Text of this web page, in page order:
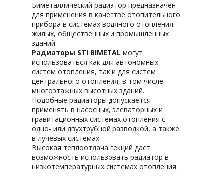
Биметаллический радиатор предназначен
для применения в качестве отопительного
прибора в системах водяного отопления
жилых, общественных и промышленных
зданий.
Радиаторы STI BIMETAL могут
использоваться как для автономных
систем отопления, так и для систем
центрального отопления, в том числе
многоэтажных высотных зданий.
Подобные радиаторы допускается
применять в насосных, элеваторных и
гравитационных системах отопления с
одно- или двухтрубной разводкой, а также
в лучевых системах.
Высокая теплоотдача секций дает
возможность использовать радиатор в
низкотемпературных системах отопления.